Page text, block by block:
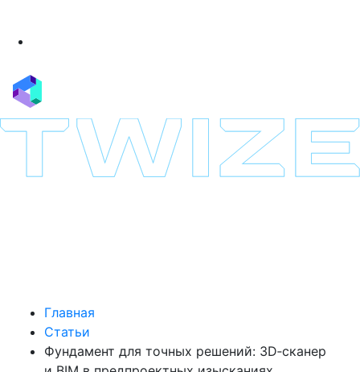
Главная
Статьи
Фундамент для точных решений: 3D‑сканер